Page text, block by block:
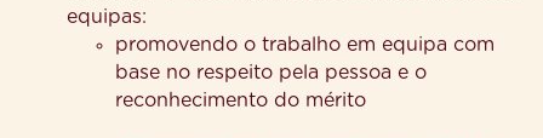
equipas:
promovendo o trabalho em equipa com
base no respeito pela pessoa e o
reconhecimento do mérito